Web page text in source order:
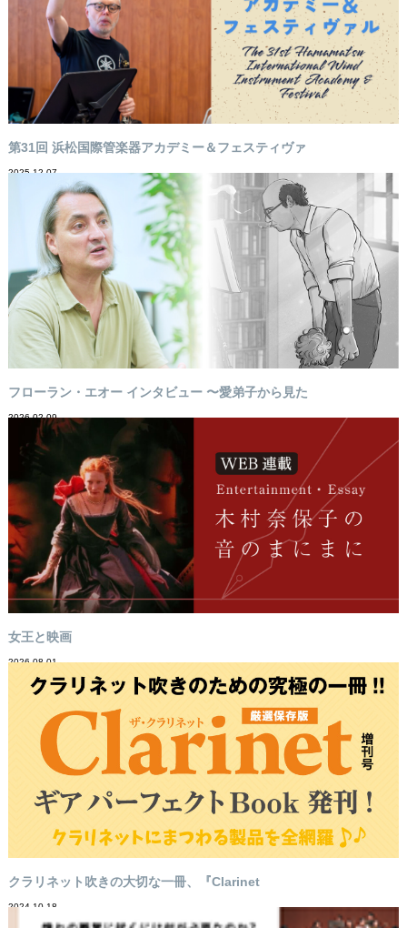
第31回 浜松国際管楽器アカデミー＆フェスティヴァ
2025-12-07
フローラン・エオー インタビュー 〜愛弟子から見た
2026-02-09
女王と映画
2026-08-01
クラリネット吹きの大切な一冊、『Clarinet
2024-10-18